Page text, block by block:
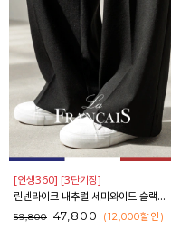
[인생360] [3단기장]
린넨라이크 내추럴 세미와이드 슬랙스_F6S164SL
59,800 47,800 (12,000할인 )